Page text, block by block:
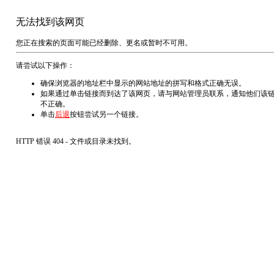
无法找到该网页
您正在搜索的页面可能已经删除、更名或暂时不可用。
请尝试以下操作：
确保浏览器的地址栏中显示的网站地址的拼写和格式正确无误。
如果通过单击链接而到达了该网页，请与网站管理员联系，通知他们该
不正确。
单击后退按钮尝试另一个链接。
HTTP 错误 404 - 文件或目录未找到。